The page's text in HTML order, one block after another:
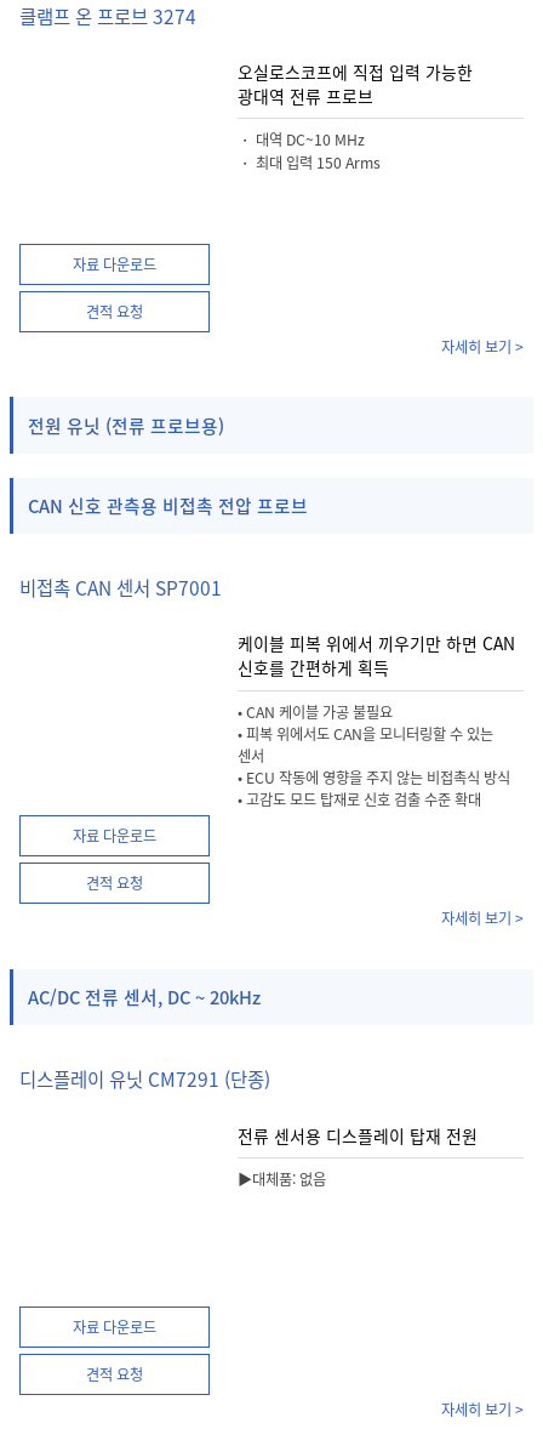
클램프 온 프로브 3274
자료 다운로드
견적 요청
오실로스코프에 직접 입력 가능한
광대역 전류 프로브
・ 대역 DC~10 MHz
・ 최대 입력 150 Arms
자세히 보기 >
전원 유닛 (전류 프로브용)
CAN 신호 관측용 비접촉 전압 프로브
비접촉 CAN 센서 SP7001
자료 다운로드
견적 요청
케이블 피복 위에서 끼우기만 하면 CAN
신호를 간편하게 획득
• CAN 케이블 가공 불필요
• 피복 위에서도 CAN을 모니터링할 수 있는
센서
• ECU 작동에 영향을 주지 않는 비접촉식 방식
• 고감도 모드 탑재로 신호 검출 수준 확대
자세히 보기 >
AC/DC 전류 센서, DC ~ 20kHz
디스플레이 유닛 CM7291 (단종)
자료 다운로드
견적 요청
전류 센서용 디스플레이 탑재 전원
▶대체품: 없음
자세히 보기 >